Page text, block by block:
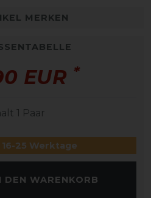
MERKEN
EUR *
1 Paar
25 Werktage
DEN WARENKORB